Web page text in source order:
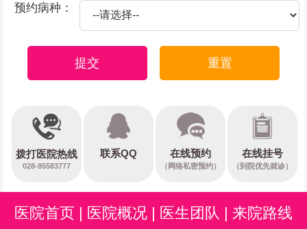
预约病种：
提交 重置
拨打医院热线
028-85583777
联系QQ 在线预约
（网络私密预约）
在线挂号
（到院优先就诊）
医院首页 | 医院概况 | 医生团队 | 来院路线